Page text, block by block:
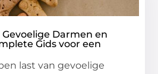
Darmen en
Gids voor een
last van gevoelige